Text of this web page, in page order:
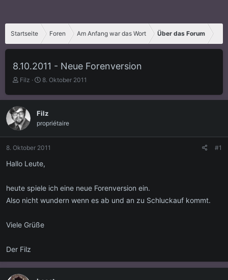
Startseite Foren Am Anfang war das Wort Über das Forum
8.10.2011 - Neue Forenversion
E
s
t
e
l
r
Filz
E
s
e
l
a
m
8. Oktober 2011
Filz
propriétaire
8. Oktober 2011 #1
Hallo Leute,
heute spiele ich eine neue Forenversion ein.
Also nicht wundern wenn es ab und an zu Schluckauf kommt.
Viele Grüße
Der Filz